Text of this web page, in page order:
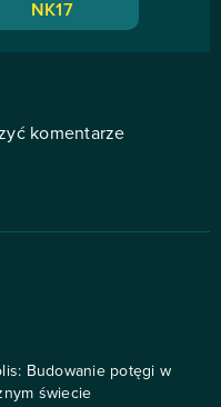
NK17
komentarze
Budowanie potęgi w
świecie